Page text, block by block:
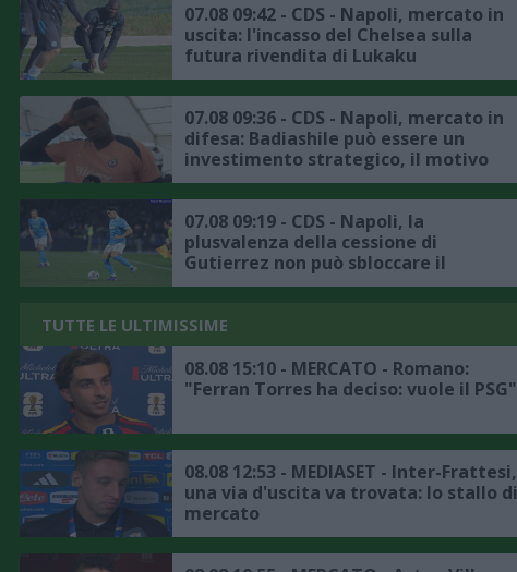
07.08 09:42 - CDS - Napoli, mercato in
uscita: l'incasso del Chelsea sulla
futura rivendita di Lukaku
07.08 09:36 - CDS - Napoli, mercato in
difesa: Badiashile può essere un
investimento strategico, il motivo
07.08 09:19 - CDS - Napoli, la
plusvalenza della cessione di
Gutierrez non può sbloccare il
mercato, il punto
TUTTE LE ULTIMISSIME
08.08 15:10 - MERCATO - Romano:
"Ferran Torres ha deciso: vuole il PSG"
08.08 12:53 - MEDIASET - Inter-Frattesi,
una via d'uscita va trovata: lo stallo di
mercato